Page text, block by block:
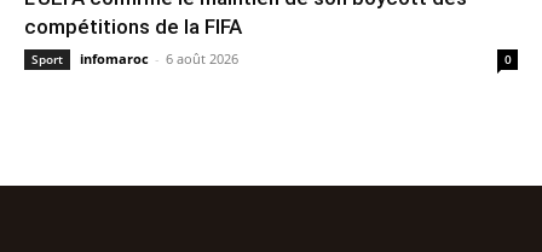
compétitions de la FIFA
Sport infomaroc - 6 août 2026 0